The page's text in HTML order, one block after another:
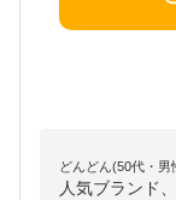
どんどん(50代・男
人気ブランド